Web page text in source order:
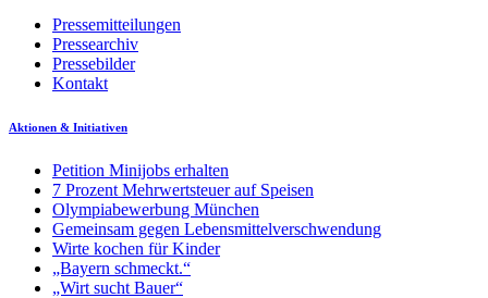
Pressemitteilungen
Pressearchiv
Pressebilder
Kontakt
Aktionen & Initiativen
Petition Minijobs erhalten
7 Prozent Mehrwertsteuer auf Speisen
Olympiabewerbung München
Gemeinsam gegen Lebensmittelverschwendung
Wirte kochen für Kinder
„Bayern schmeckt.“
„Wirt sucht Bauer“